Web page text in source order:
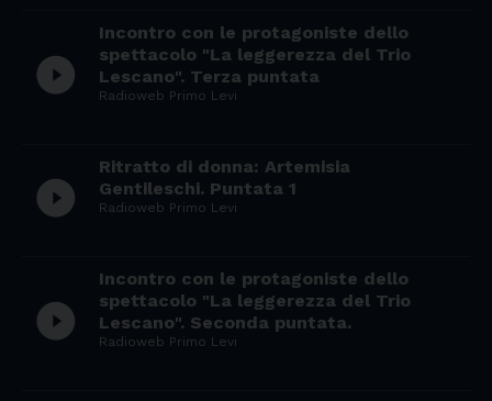
play_circle_filled
Incontro con le protagoniste dello
spettacolo "La leggerezza del Trio
Lescano". Terza puntata
Radioweb Primo Levi
play_circle_filled
Ritratto di donna: Artemisia
Gentileschi. Puntata 1
Radioweb Primo Levi
play_circle_filled
Incontro con le protagoniste dello
spettacolo "La leggerezza del Trio
Lescano". Seconda puntata.
Radioweb Primo Levi